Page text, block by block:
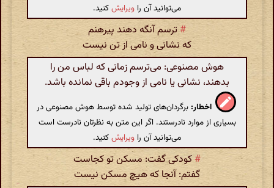
می‌توانید آن را ویرایشکنید.
# ترسم آنگه دهند پیرهنم
که نشانی و نامی از تن نیست
هوش مصنوعی: می‌ترسم زمانی که لباس من را
بدهند، نشانی یا نامی از وجودم باقی نمانده باشد.
اخطار: برگردان‌های تولید شده توسط هوش مصنوعی در
بسیاری از موارد نادرستند. اگر این متن به نظرتان نادرست است
می‌توانید آن را ویرایشکنید.
# کودکی گفت: مسکن تو کجاست
گفتم: آنجا که هیچ مسکن نیست